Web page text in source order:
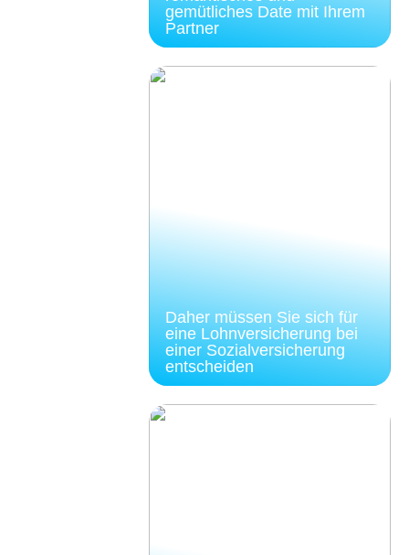
gemütliches Date mit Ihrem
Partner
Daher müssen Sie sich für
eine Lohnversicherung bei
einer Sozialversicherung
entscheiden